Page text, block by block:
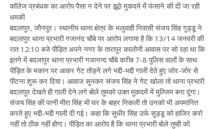
कॉलेज प्रबंधक का आरोप पैसा न देने पर झूठे मुकदमे में फंसाने की दी जा रही
धमकी
बदलापुर, जौनपुर। स्थानीय थाना क्षेत्र के भलुवाही निवासी संजय सिंह गुड्डू ने
बदलापुर थाना प्रभारी गजानंद चौबे पर आरोप लगाया है कि 13/14 जनवरी की
रात 12:10 बजे पीड़ित अपने नगर के तारापुर कालोनी आवास पर सो रहा था कि
इतने में बदलापुर थाना प्रभारी गजानन्द चौबे करीब 7-8 पुलिस वालों के साथ
पीड़ित के मकान पर आकर गेट तोड़ने लगे भद्दी-भद्दी गाली देते हुए जोर-जोर से
पीटना शुरू कर दिया। आवाज सुनकर संजय सिंह ने गेट खोला तो थाना प्रभारी
बदलापुर देखते ही गाली देने लगे बोले तुमको उक्त मुकदमें में मुल्जिम बना दूंगा।
संजय सिंह की पत्नी मीरा सिंह भी घर के बाहर निकली तो उनको भी अपमानित
करते हुए भद्दी-भद्दी गाली दी गई। कहा कि सुधीर सिंह उर्फ सुड्डू को हाजिर करो
नहीं तो ठीक नहीं होगा। पीड़ित का आरोप है कि थाना प्रभारी बोले तुम्ही को